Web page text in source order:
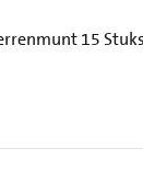
15 Stuks